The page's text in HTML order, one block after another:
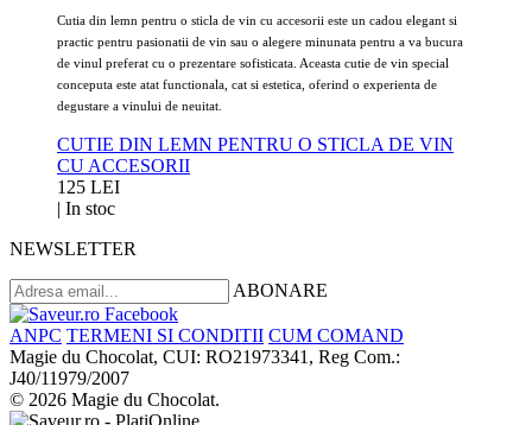
Cutia din lemn pentru o sticla de vin cu accesorii este un cadou elegant si
practic pentru pasionatii de vin sau o alegere minunata pentru a va bucura
de vinul preferat cu o prezentare sofisticata. Aceasta cutie de vin special
conceputa este atat functionala, cat si estetica, oferind o experienta de
degustare a vinului de neuitat.
CUTIE DIN LEMN PENTRU O STICLA DE VIN
CU ACCESORII
125 LEI
| In stoc
NEWSLETTER
ABONARE
ANPC TERMENI SI CONDITII CUM COMAND
Magie du Chocolat, CUI: RO21973341, Reg Com.:
J40/11979/2007
© 2026 Magie du Chocolat.